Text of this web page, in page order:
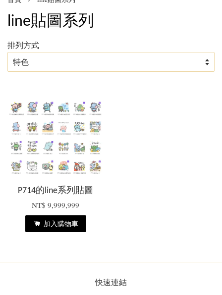
line貼圖系列
排列方式
P714的line系列貼圖
NT$ 9,999,999
加入購物車
快速連結